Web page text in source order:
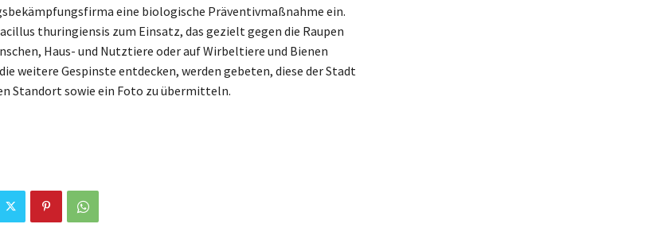
eine biologische Präventivmaßnahme ein.
thuringiensis zum Einsatz, das gezielt gegen die Raupen
Haus- und Nutztiere oder auf Wirbeltiere und Bienen
weitere Gespinste entdecken, werden gebeten, diese der Stadt
Standort sowie ein Foto zu übermitteln.